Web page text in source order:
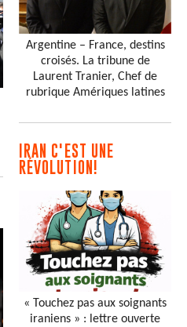
Argentine – France, destins
croisés. La tribune de
Laurent Tranier, Chef de
rubrique Amériques latines
IRAN C'EST UNE
RÉVOLUTION!
« Touchez pas aux soignants
iraniens » : lettre ouverte